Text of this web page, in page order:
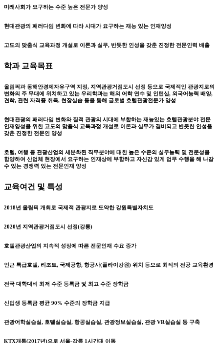
미래사회가 요구하는 수준 높은 전문가 양성
현대관광의 패러다임 변화에 따라 시대가 요구하는 재능 있는 인재양성
고도의 맞춤식 교육과정 개설로 이론과 실무, 반듯한 인성을 갖춘 진정한 전문인력 배출
학과 교육목표
올림픽과 동해안경제자유구역 지정, 지역관광거점도시 선정 등으로 국제적인 관광지로의
변화의 주 무대에 위치하고 있는 우리학과는 해외 어학 연수 및 인턴십, 외국어능력 배양,
견학, 관련 자격증 취득, 현장실습 등을 통해 글로벌 호텔관광전문가 양성
현대관광의 패러다임 변화와 질적 관광의 시대에 부합하는 재능있는 호텔관광분야 전문
인재양성을 위한 고도의 맞춤식 교육과정 개설로 이론과 실무가 겸비되고 반듯한 인성을
갖춘 진정한 전문인 양성
호텔, 여행 등 관광산업의 세분화된 직무분야에 대한 높은 수준의 실무능력 및 전문성을
함양하여 산업체 현장에서 요구하는 인재상에 부합하고 자신감 있게 업무 수행을 해 나갈
수 있는 경쟁력 있는 전문인재 양성
교육여건 및 특성
2018년 올림픽 개최로 국제적 관광지로 도약한 강원특별자치도
2020년 지역관광거점도시 선정(강릉)
호텔관광산업의 지속적 성장에 따른 전문인재 수요 증가
인근 특급호텔, 리조트, 국제공항, 항공사(플라이강원) 위치 등으로 최적의 전공 교육환경
전국 대학대비 최저 수준 등록금 및 최고 수준 장학금
신입생 등록금 평균 90% 수준의 장학금 지급
관광어학실습실, 호텔실습실, 항공실습실, 관광정보실습실, 관광 VR실습실 등 구축
KTX개통(2017년)으로 서울-강릉 1시간대 이동